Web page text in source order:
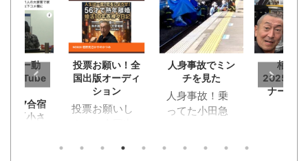
ミナー動
YouTube
画】
合宿
ー「小さ
投票お願い！全
国出版オーディ
ション
投票お願いし
ョンに応募。
人身事故でミン
チを見た
人身事故！乗
ってた小田急
栢野克
ナー東京